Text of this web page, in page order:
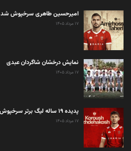
امیرحسین طاهری سرخپوش شد
۱۷ مرداد ۱۴۰۵
نمایش درخشان شاگردان عبدی
۱۷ مرداد ۱۴۰۵
پدیده ۱۹ ساله لیگ برتر سرخپوش شد
۱۷ مرداد ۱۴۰۵